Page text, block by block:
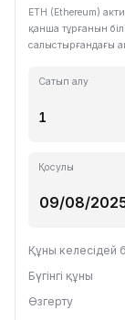
ETH (Ethereum)
қанша тұрғанын
салыстырғандағы
Сатып алу
Қосулы
Құны келесідей
Бүгінгі құны
Өзгерту